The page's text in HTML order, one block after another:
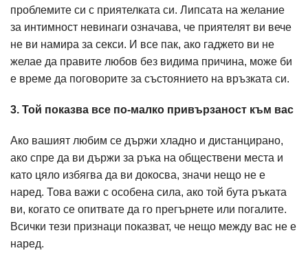
проблемите си с приятелката си. Липсата на желание
за интимност невинаги означава, че приятелят ви вече
не ви намира за секси. И все пак, ако гаджето ви не
желае да правите любов без видима причина, може би
е време да поговорите за състоянието на връзката си.
3. Той показва все по-малко привързаност към вас
Ако вашият любим се държи хладно и дистанцирано,
ако спре да ви държи за ръка на обществени места и
като цяло избягва да ви докосва, значи нещо не е
наред. Това важи с особена сила, ако той бута ръката
ви, когато се опитвате да го прегърнете или погалите.
Всички тези признаци показват, че нещо между вас не е
наред.